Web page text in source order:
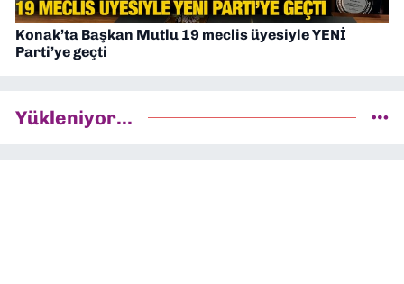
Konak’ta Başkan Mutlu 19 meclis üyesiyle YENİ
Parti’ye geçti
Yükleniyor...